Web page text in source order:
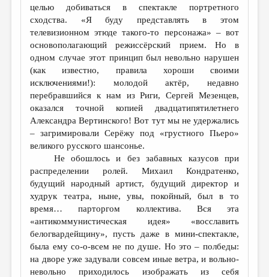
целью добиваться в спектакле портретного
сходства. «Я буду представлять в этом
телевизионном этюде такого-то персонажа» – вот
основополагающий режиссёрский прием. Но в
одном случае этот принцип был невольно нарушен
(как известно, правила хороши своими
исключениями!): молодой актёр, недавно
перебравшийся к нам из Риги, Сергей Мезенцев,
оказался точной копией двадцатипятилетнего
Александра Вертинского! Вот тут мы не удержались
– загримировали Серёжу под «грустного Пьеро»
великого русского шансонье.
Не обошлось и без забавных казусов при
распределении ролей. Михаил Кондратенко,
будущий народный артист, будущий директор и
худрук театра, ныне, увы, покойный, был в то
время… парторгом коллектива. Вся эта
«антикоммунистическая идея» «восславить
белогвардейщину», пусть даже в мини-спектакле,
была ему со-о-всем не по душе. Но это – полбеды:
на дворе уже задували совсем иные ветра, и вольно-
невольно приходилось изображать из себя